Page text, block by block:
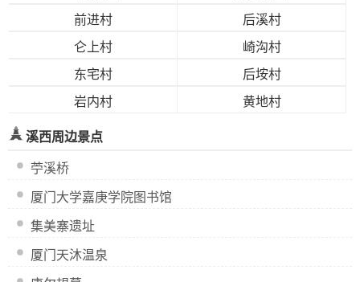
前进村
后溪村
仑上村
崎沟村
东宅村
后垵村
岩内村
黄地村
溪西周边景点
苧溪桥
厦门大学嘉庚学院图书馆
集美寨遗址
厦门天沐温泉